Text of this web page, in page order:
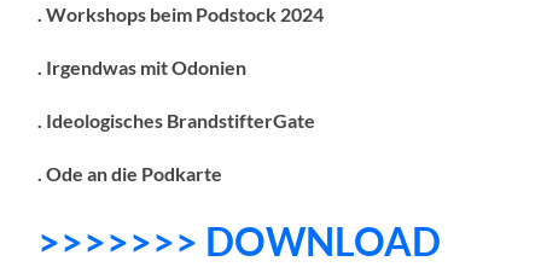
. Workshops beim Podstock 2024
. Irgendwas mit Odonien
. Ideologisches BrandstifterGate
. Ode an die Podkarte
>>>>>>> DOWNLOAD